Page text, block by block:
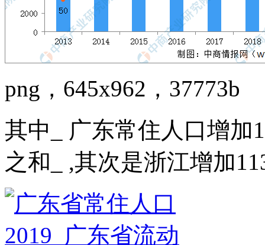
png，645x962，37773b
其中_ 广东常住人口增加
之和_ ,其次是浙江增加